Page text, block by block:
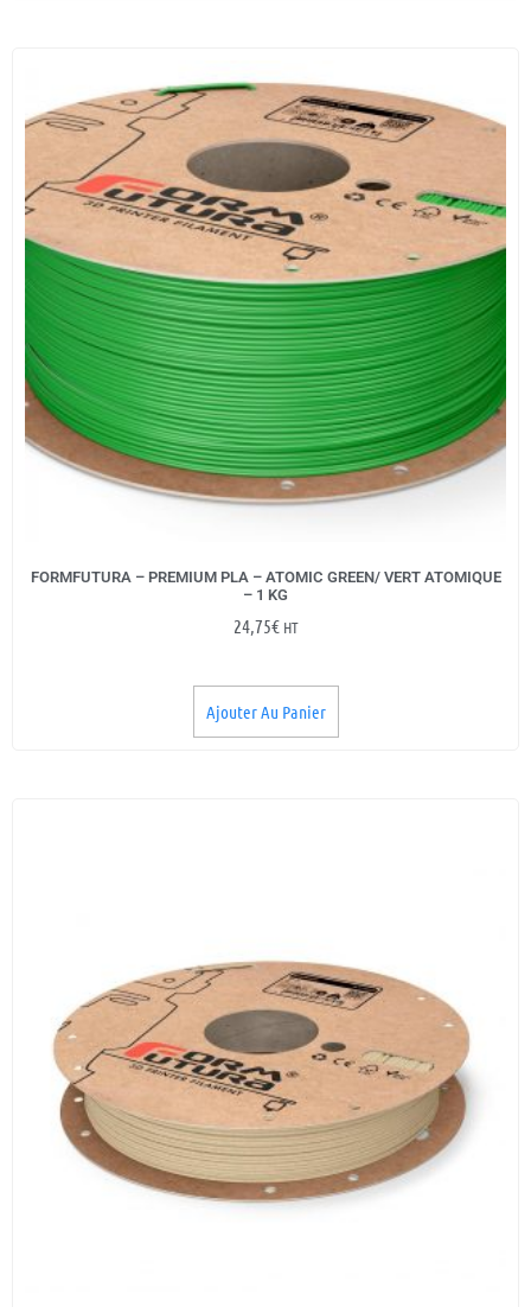
FORMFUTURA – PREMIUM PLA – ATOMIC GREEN/ VERT ATOMIQUE
– 1 KG
24,75€ HT
Ajouter Au Panier